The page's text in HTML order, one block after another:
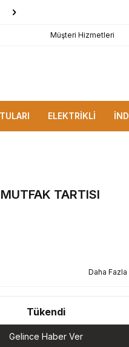
Müşteri Hizmetleri
ELEKTRİKLİ
TARTISI
Daha Fazla
Tükendi
Gelince Haber Ver